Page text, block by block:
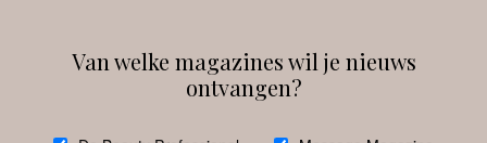
debeautyprofessional
Van welke magazines wil je nieuws
ontvangen?